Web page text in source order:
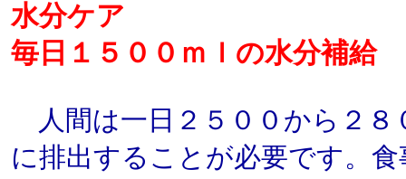
水分ケア
毎日１５００ｍｌの水分補給
人間は一日２５００から２８
に排出することが必要です。